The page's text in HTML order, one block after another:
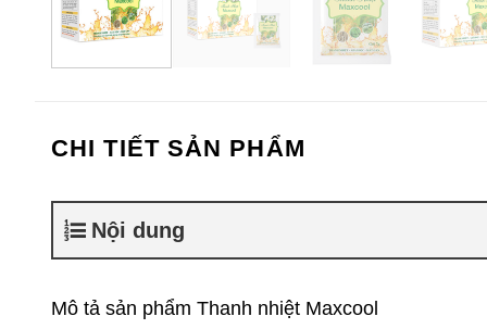
CHI TIẾT SẢN PHẨM
Nội dung
Mô tả sản phẩm Thanh nhiệt Maxcool